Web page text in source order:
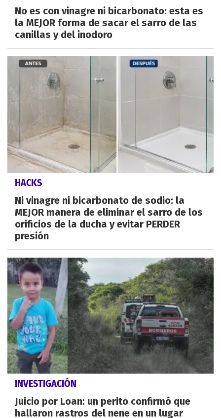
No es con vinagre ni bicarbonato: esta es
la MEJOR forma de sacar el sarro de las
canillas y del inodoro
HACKS
Ni vinagre ni bicarbonato de sodio: la
MEJOR manera de eliminar el sarro de los
orificios de la ducha y evitar PERDER
presión
INVESTIGACIÓN
Juicio por Loan: un perito confirmó que
hallaron rastros del nene en un lugar